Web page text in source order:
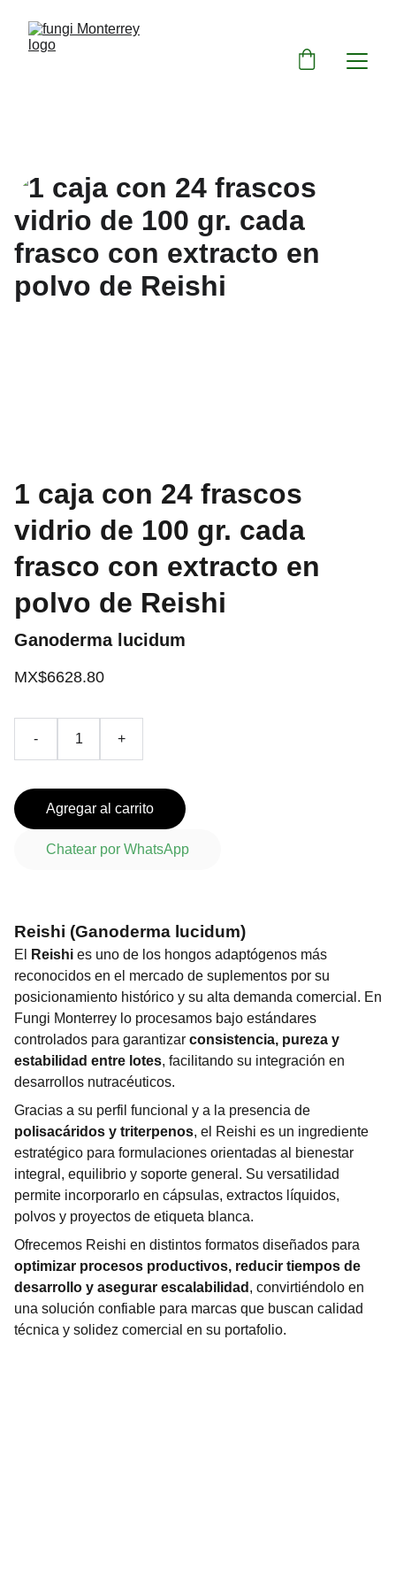
1 caja con 24 frascos
vidrio de 100 gr. cada
frasco con extracto en
polvo de Reishi
Ganoderma lucidum
MX$6628.80
- +
Agregar al carrito
Chatear por WhatsApp
Reishi (Ganoderma lucidum)
El Reishi es uno de los hongos adaptógenos más
reconocidos en el mercado de suplementos por su
posicionamiento histórico y su alta demanda comercial. En
Fungi Monterrey lo procesamos bajo estándares
controlados para garantizar consistencia, pureza y
estabilidad entre lotes, facilitando su integración en
desarrollos nutracéuticos.
Gracias a su perfil funcional y a la presencia de
polisacáridos y triterpenos, el Reishi es un ingrediente
estratégico para formulaciones orientadas al bienestar
integral, equilibrio y soporte general. Su versatilidad
permite incorporarlo en cápsulas, extractos líquidos,
polvos y proyectos de etiqueta blanca.
Ofrecemos Reishi en distintos formatos diseñados para
optimizar procesos productivos, reducir tiempos de
desarrollo y asegurar escalabilidad , convirtiéndolo en
una solución confiable para marcas que buscan calidad
técnica y solidez comercial en su portafolio.